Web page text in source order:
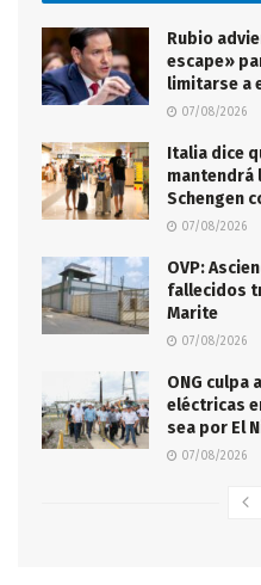
Rubio
escape»
limitarse a
07/08/2026
Italia dice
mantendrá
Schengen
07/08/2026
OVP:
fallecidos
Marite
07/08/2026
ONG culpa
eléctricas
sea por El
07/08/2026